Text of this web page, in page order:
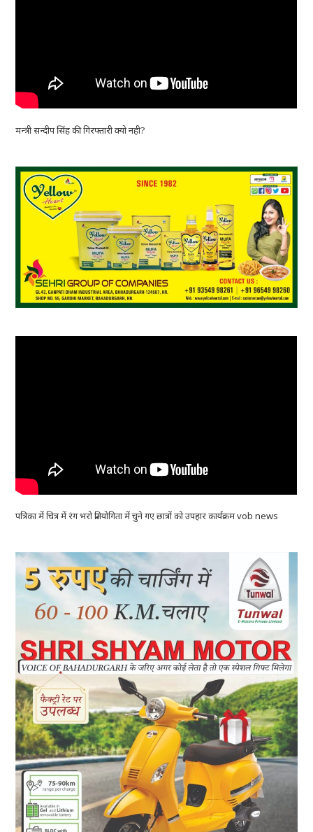
मन्त्री सन्दीप सिंह की गिरफ्तारी क्यो नही?
पत्रिका में चित्र में रंग भरो प्रतियोगिता में चुने गए छात्रों को उपहार कार्यक्रम vob news